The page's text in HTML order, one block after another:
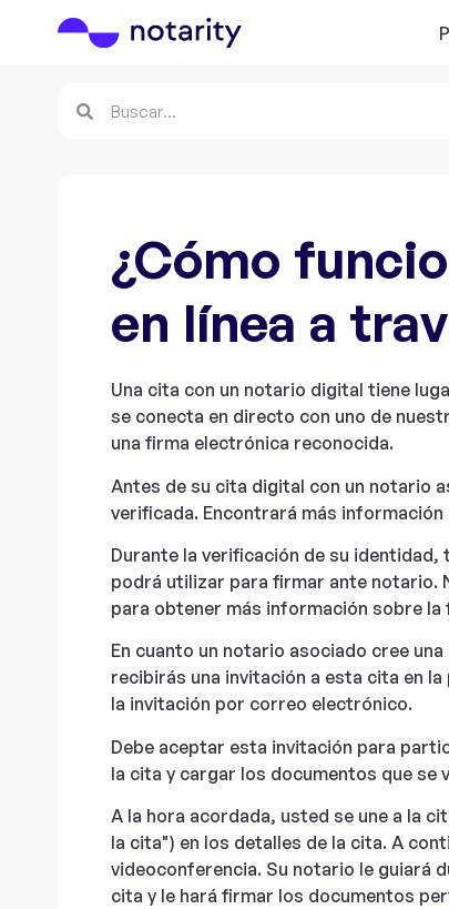
¿Cómo
en línea a
Una cita con un notario digital tiene
se conecta en directo con uno de
una firma electrónica reconocida.
Antes de su cita digital con un notario
verificada. Encontrará más
Durante la verificación de su
podrá utilizar para firmar ante notario.
para obtener más información sobre
En cuanto un notario asociado cree
recibirás una invitación a esta cita en la
la invitación por correo electrónico.
Debe aceptar esta invitación para
la cita y cargar los documentos que se
A la hora acordada, usted se une a la
la cita") en los detalles de la cita. A
videoconferencia. Su notario le guiará
cita y le hará firmar los documentos